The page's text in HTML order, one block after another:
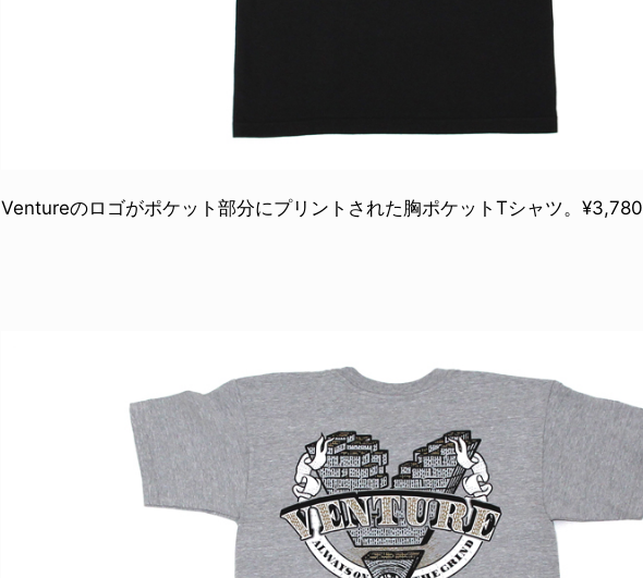
Ventureのロゴがポケット部分にプリントされた胸ポケットTシャツ。¥3,780